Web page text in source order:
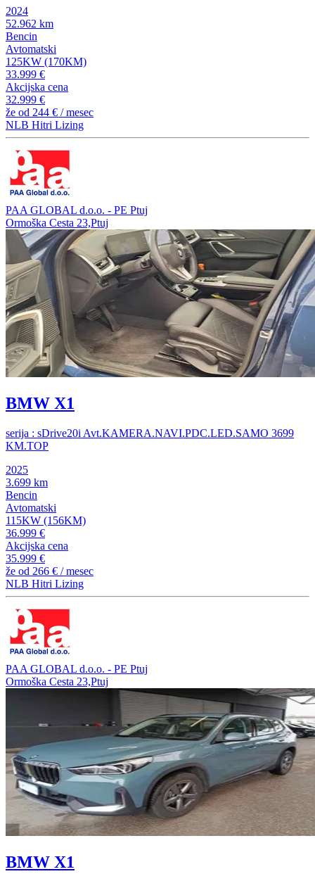
2024
52.962 km
Bencin
Avtomatski
125KW (170KM)
33.999 €
Akcijska cena
32.999 €
že od 244 € / mesec
NLB Hitri Lizing
PAA GLOBAL d.o.o. - PE Ptuj
Ormoška Cesta 23,Ptuj
BMW X1
serija : sDrive20i Avt.KAMERA.NAVI.PDC.LED.SAMO 3699
KM.TOP
2025
3.699 km
Bencin
Avtomatski
115KW (156KM)
36.999 €
Akcijska cena
35.999 €
že od 266 € / mesec
NLB Hitri Lizing
PAA GLOBAL d.o.o. - PE Ptuj
Ormoška Cesta 23,Ptuj
BMW X1